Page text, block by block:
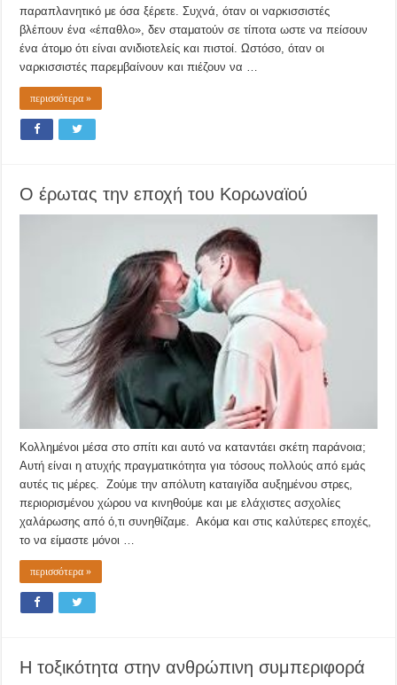
παραπλανητικό με όσα ξέρετε. Συχνά, όταν οι ναρκισσιστές
βλέπουν ένα «έπαθλο», δεν σταματούν σε τίποτα ωστε να πείσουν
ένα άτομο ότι είναι ανιδιοτελείς και πιστοί. Ωστόσο, όταν οι
ναρκισσιστές παρεμβαίνουν και πιέζουν να …
περισσότερα »
Ο έρωτας την εποχή του Κορωναϊού
Κολλημένοι μέσα στο σπίτι και αυτό να καταντάει σκέτη παράνοια;
Αυτή είναι η ατυχής πραγματικότητα για τόσους πολλούς από εμάς
αυτές τις μέρες. Ζούμε την απόλυτη καταιγίδα αυξημένου στρες,
περιορισμένου χώρου να κινηθούμε και με ελάχιστες ασχολίες
χαλάρωσης από ό,τι συνηθίζαμε. Ακόμα και στις καλύτερες εποχές,
το να είμαστε μόνοι …
περισσότερα »
Η τοξικότητα στην ανθρώπινη συμπεριφορά